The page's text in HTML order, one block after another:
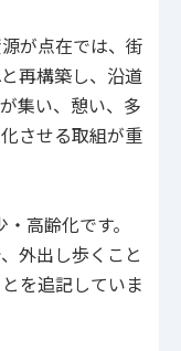
が点在では、街
再構築し、沿道
集い、憩い、多
させる取組が重
高齢化です。
外出し歩くこと
を追記していま